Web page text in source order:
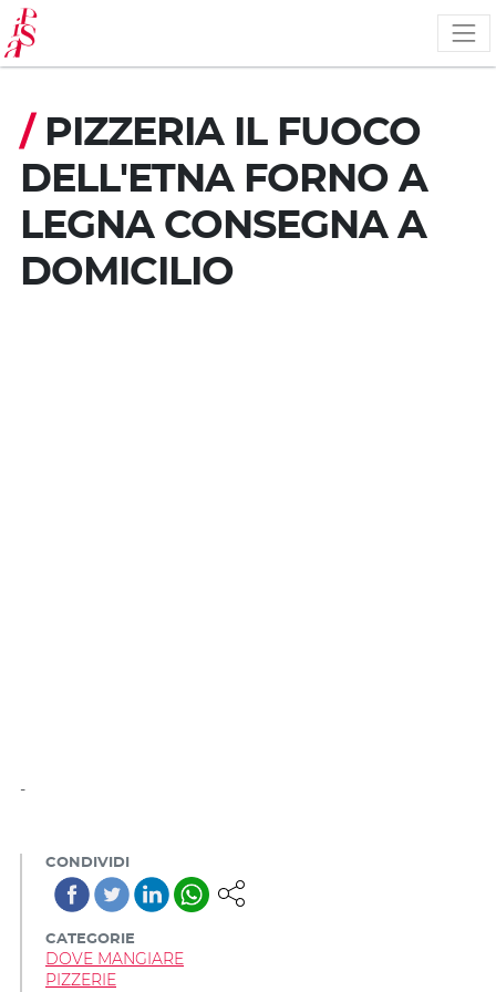
Salta
al
contenuto
principale
/ PIZZERIA IL FUOCO
DELL'ETNA FORNO A
LEGNA CONSEGNA A
DOMICILIO
-
CONDIVIDI
CATEGORIE
DOVE MANGIARE
PIZZERIE